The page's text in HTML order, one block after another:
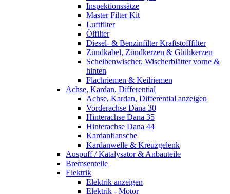
Inspektionssätze
Master Filter Kit
Luftfilter
Ölfilter
Diesel- & Benzinfilter Kraftstofffilter
Zündkabel, Zündkerzen & Glühkerzen
Scheibenwischer, Wischerblätter vorne &
hinten
Flachriemen & Keilriemen
Achse, Kardan, Differential
Achse, Kardan, Differential anzeigen
Vorderachse Dana 30
Hinterachse Dana 35
Hinterachse Dana 44
Kardanflansche
Kardanwelle & Kreuzgelenk
Auspuff / Katalysator & Anbauteile
Bremsenteile
Elektrik
Elektrik anzeigen
Elektrik - Motor